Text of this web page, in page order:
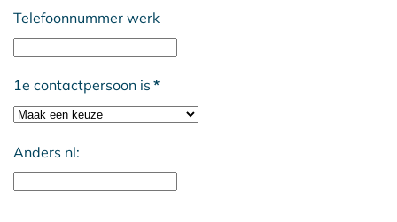
Telefoonnummer werk
1e contactpersoon is *
Anders nl: